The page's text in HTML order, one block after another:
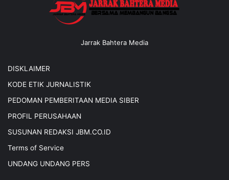
Jarrak Bahtera Media
DISKLAIMER
KODE ETIK JURNALISTIK
PEDOMAN PEMBERITAAN MEDIA SIBER
PROFIL PERUSAHAAN
SUSUNAN REDAKSI JBM.CO.ID
Terms of Service
UNDANG UNDANG PERS